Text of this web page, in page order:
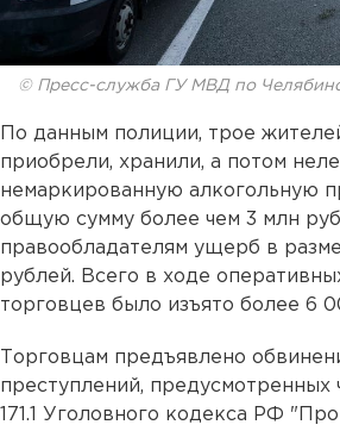
© Пресс-служба ГУ МВД по
По данным полиции, трое
приобрели, хранили, а потом
немаркированную алкогольную
общую сумму более чем 3 млн
правообладателям ущерб в
рублей. Всего в ходе
торговцев было изъято более 6
Торговцам предъявлено
преступлений, предусмотренных
171.1 Уголовного кодекса РФ